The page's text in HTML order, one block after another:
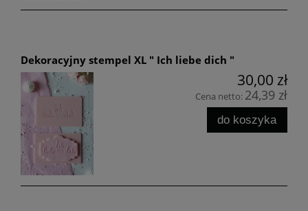
Dekoracyjny stempel XL " Ich liebe dich "
30,00 zł
Cena netto: 24,39 zł
do koszyka